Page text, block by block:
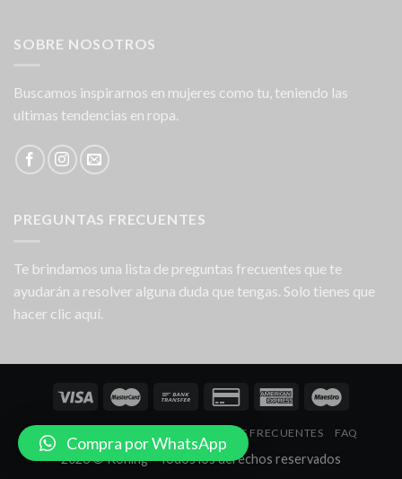
SOBRE NOSOTROS
Buscamos inspirarnos en mujeres como tu, teniendo las
ultimas tendencias en ropa.
PREGUNTAS FRECUENTES
Te brindamos una lista de preguntas frecuentes que te
ayudarán a resolver alguna duda que tengas. Solo tienes que
hacer clic aquí.
NOSOTROS PREGUNTAS FRECUENTES FAQ
2026 © Koning - Todos los derechos reservados
Compra por WhatsApp